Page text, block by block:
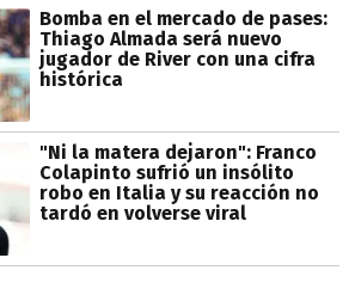
Bomba en el mercado de pases:
Thiago Almada será nuevo
jugador de River con una cifra
histórica
"Ni la matera dejaron": Franco
Colapinto sufrió un insólito
robo en Italia y su reacción no
tardó en volverse viral